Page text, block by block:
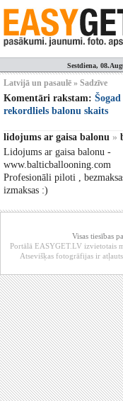
Sestdiena,
Latvijā un pasaulē » Sadzīve
Komentāri rakstam:
rekordliels balonu skaits
lidojums ar gaisa balonu »
Lidojums ar gaisa balonu -
www.balticballooning.com
Profesionāli piloti ,
izmaksas :)
Visas tiesības
Portālā EASYGET.LV izvietotais
Atsevišķas fotogrāfijas ir